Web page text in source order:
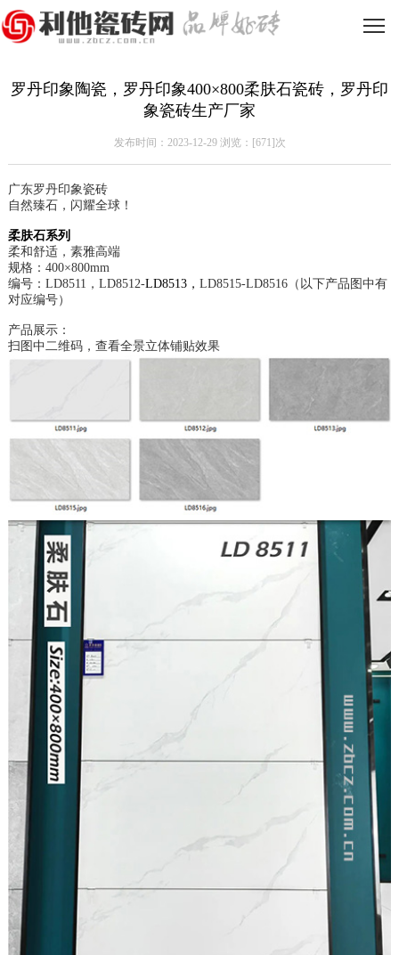
罗丹印象陶瓷，罗丹印象400×800柔肤石瓷砖，罗丹印
象瓷砖生产厂家
发布时间：2023-12-29 浏览：[671]次
广东罗丹印象瓷砖
自然臻石，闪耀全球！
柔肤石系列
柔和舒适，素雅高端
规格：400×800mm
编号：LD8511，LD8512-LD8513， LD8515-LD8516（以下产品图中有
对应编号）
产品展示：
扫图中二维码，查看全景立体铺贴效果